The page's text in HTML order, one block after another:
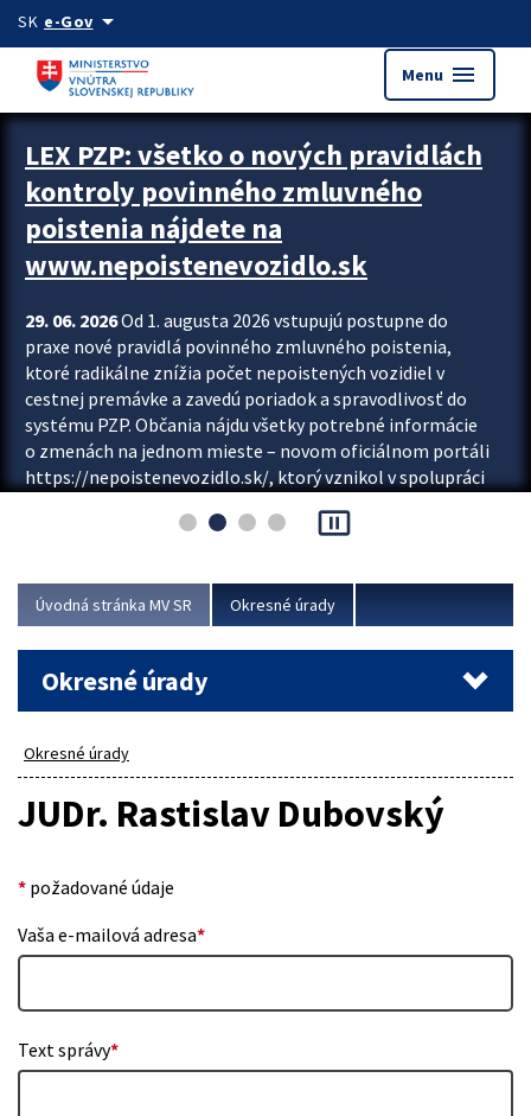
Preskocit na hlavný obsah
SK e-Govarrow_drop_down
Menu menu
Zastavit automatický posun upútavok
LEX PZP: všetko o nových pravidlách
kontroly povinného zmluvného
poistenia nájdete na
www.nepoistenevozidlo.sk
29. 06. 2026Od 1. augusta 2026 vstupujú postupne do
praxe nové pravidlá povinného zmluvného poistenia,
ktoré radikálne znížia počet nepoistených vozidiel v
cestnej premávke a zavedú poriadok a spravodlivosť do
systému PZP. Občania nájdu všetky potrebné informácie
o zmenách na jednom mieste – novom oficiálnom portáli
https://nepoistenevozidlo.sk/, ktorý vznikol v spolupráci
asociácie poisťovní (SLASPO) a Ministerstva vnútra SR.
Viac
pause_presentation
Úvodná stránka MV SR Okresné úrady
Okresné úrady
Okresné úrady
JUDr. Rastislav Dubovský
* požadované údaje
Vaša e-mailová adresa*
Text správy*